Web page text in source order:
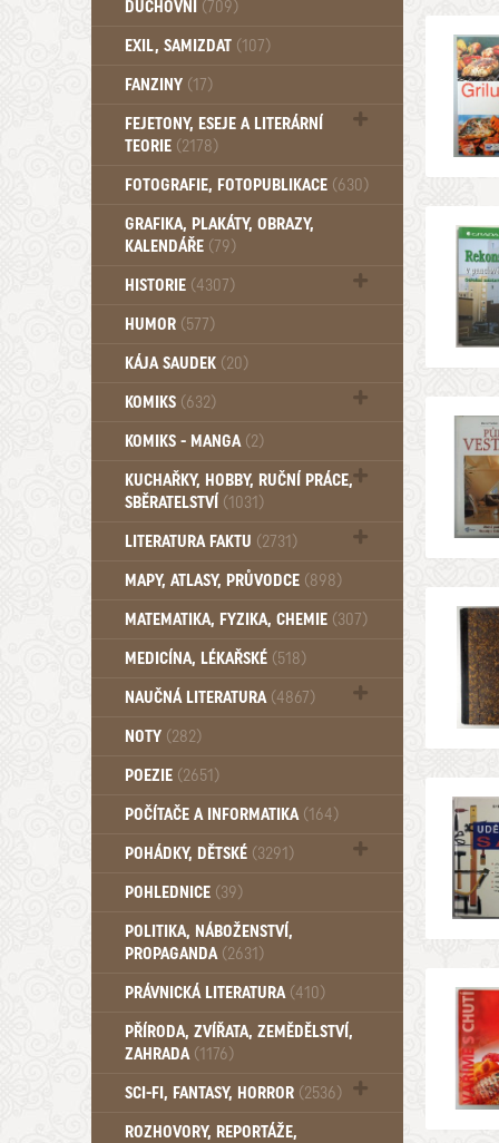
DUCHOVNÍ (709)
Okultismus (110)
EXIL, SAMIZDAT (107)
FANZINY (17)
FEJETONY, ESEJE A LITERÁRNÍ
TEORIE (2178)
Citáty, aforismy, snáře, přísloví,
FOTOGRAFIE, FOTOPUBLIKACE (630)
GRAFIKA, PLAKÁTY, OBRAZY,
KALENDÁŘE (79)
HISTORIE (4307)
Mytologie, Mýty, Báje, Pověsti (203)
HUMOR (577)
KÁJA SAUDEK (20)
KOMIKS (632)
Komiks - Čtyřlístek (234)
KOMIKS - MANGA (2)
KUCHAŘKY, HOBBY, RUČNÍ PRÁCE,
SBĚRATELSTVÍ (1031)
Dům a byt (102)
LITERATURA FAKTU (2731)
Katalogy (503)
MAPY, ATLASY, PRŮVODCE (898)
MATEMATIKA, FYZIKA, CHEMIE (307)
MEDICÍNA, LÉKAŘSKÉ (518)
NAUČNÁ LITERATURA (4867)
Zdraví a zdraví životní styl (510)
NOTY (282)
POEZIE (2651)
POČÍTAČE A INFORMATIKA (164)
POHÁDKY, DĚTSKÉ (3291)
Pro děti a mládež (2887)
Pohádky, Dětské - Od roku 1949 (257)
POHLEDNICE (39)
POLITIKA, NÁBOŽENSTVÍ,
PROPAGANDA (2631)
PRÁVNICKÁ LITERATURA (410)
PŘÍRODA, ZVÍŘATA, ZEMĚDĚLSTVÍ,
ZAHRADA (1176)
SCI-FI, FANTASY, HORROR (2536)
UFO (14)
ROZHOVORY, REPORTÁŽE,